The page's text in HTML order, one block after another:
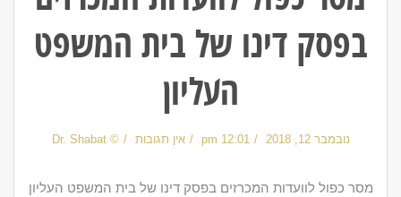
בפסק דינו של בית המשפט
העליון
נובמבר 12, 2018 12:01 pm אין תגובות © Dr. Shabat
מסר כפול לוועדות המכרזים בפסק דינו של בית המשפט העליון